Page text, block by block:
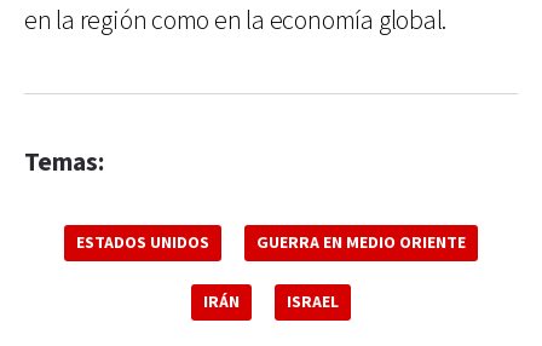
en la región como en la economía global.
Temas:
ESTADOS UNIDOS GUERRA EN MEDIO ORIENTE
IRÁN ISRAEL